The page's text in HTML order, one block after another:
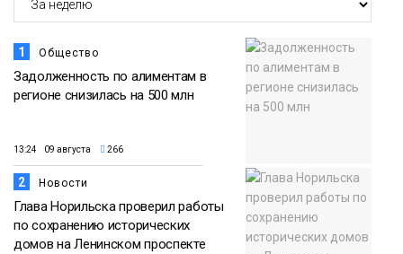
1 Общество
Задолженность по алиментам в
регионе снизилась на 500 млн
13:24 09 августа 266
2 Новости
Глава Норильска проверил работы
по сохранению исторических
домов на Ленинском проспекте